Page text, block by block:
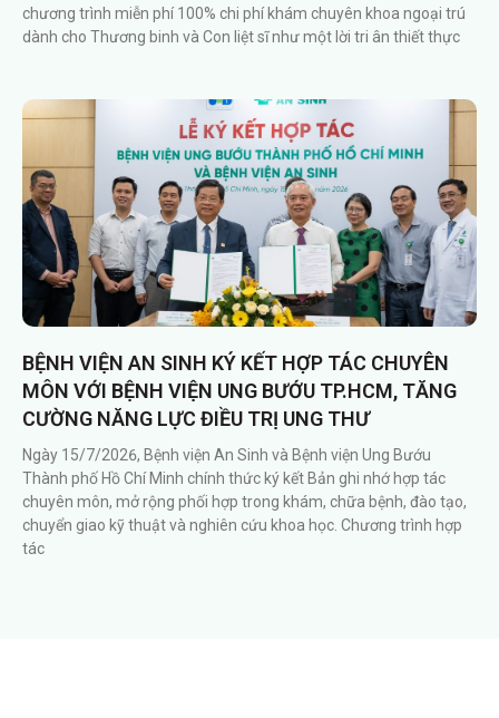
chương trình miễn phí 100% chi phí khám chuyên khoa ngoại trú
dành cho Thương binh và Con liệt sĩ như một lời tri ân thiết thực
BỆNH VIỆN AN SINH KÝ KẾT HỢP TÁC CHUYÊN
MÔN VỚI BỆNH VIỆN UNG BƯỚU TP.HCM, TĂNG
CƯỜNG NĂNG LỰC ĐIỀU TRỊ UNG THƯ
Ngày 15/7/2026, Bệnh viện An Sinh và Bệnh viện Ung Bướu
Thành phố Hồ Chí Minh chính thức ký kết Bản ghi nhớ hợp tác
chuyên môn, mở rộng phối hợp trong khám, chữa bệnh, đào tạo,
chuyển giao kỹ thuật và nghiên cứu khoa học. Chương trình hợp
tác